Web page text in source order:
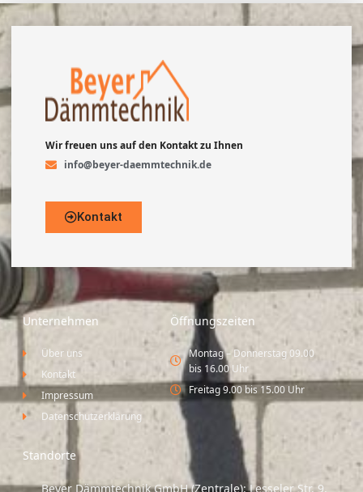
Wir freuen uns auf den Kontakt zu Ihnen
info@beyer-daemmtechnik.de
Kontakt
Unternehmen
Über uns
Kontakt
Impressum
Datenschutzerklärung
Öffnungszeiten
Montag – Donnerstag 09.00
bis 16.00 Uhr
Freitag 9.00 bis 15.00 Uhr
Standorte
Beyer Dämmtechnik GmbH (Zentrale): Lesseler Str. 9,